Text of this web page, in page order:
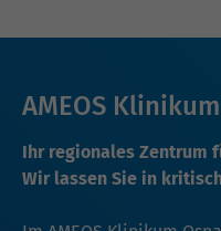
AMEOS
Ihr regionales Zentrum
Wir lassen Sie in